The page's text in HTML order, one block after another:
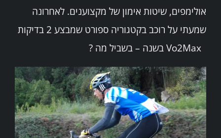
אולימפים, שיטות אימון של מקצוענים. לאחרונה
שמעתי על רוכב בקטגוריה ספורט שמבצע 2 בדיקות